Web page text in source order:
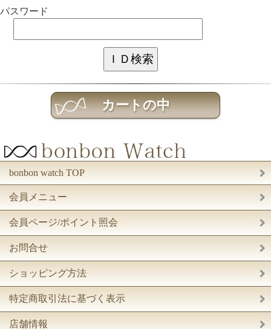
パスワード
bonbon watch TOP
会員メニュー
会員ページ/ポイント照会
お問合せ
ショッピング方法
特定商取引法に基づく表示
店舗情報